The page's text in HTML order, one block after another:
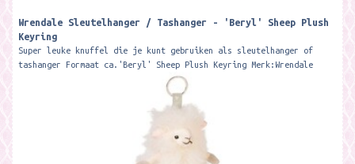
Wrendale Sleutelhanger / Tashanger - 'Beryl' Sheep Plush
Keyring
Super leuke knuffel die je kunt gebruiken als sleutelhanger of
tashanger Formaat ca.'Beryl' Sheep Plush Keyring Merk:Wrendale